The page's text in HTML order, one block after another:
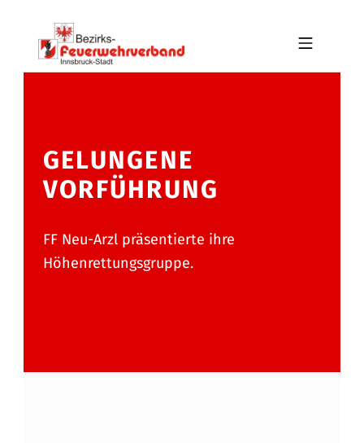
Skip to main navigation
Skip to main content
Skip to footer
BFV INNSBRUCK-STADT
GELUNGENE
VORFÜHRUNG
FF Neu-Arzl präsentierte ihre
Höhenrettungsgruppe.